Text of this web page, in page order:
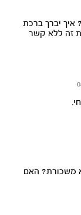
יברך ברכת
זה ללא קשר
משכורת? האם